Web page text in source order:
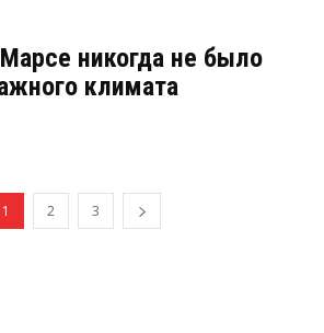
никогда не было
климата
1 2 3